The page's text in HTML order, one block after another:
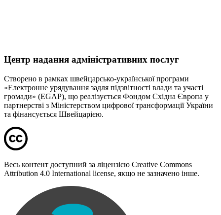
Центр надання адміністративних послуг
Створено в рамках швейцарсько-української програми
«Електронне урядування задля підзвітності влади та участі
громади» (EGAP), що реалізується Фондом Східна Європа у
партнерстві з Міністерством цифрової трансформації України
та фінансується Швейцарією.
Весь контент доступний за ліцензією Creative Commons
Attribution 4.0 International license, якщо не зазначено інше.